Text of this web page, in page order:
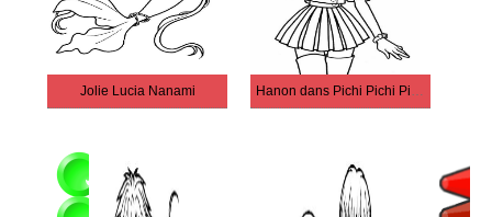
Jolie Lucia Nanami Hanon dans Pichi Pichi Pitch : La Mélodie des sirènes